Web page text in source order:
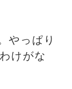
やっぱり
けがな